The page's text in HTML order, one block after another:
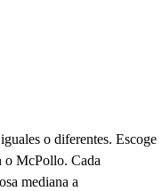
o diferentes. Escoge
o McPollo. Cada
mediana a